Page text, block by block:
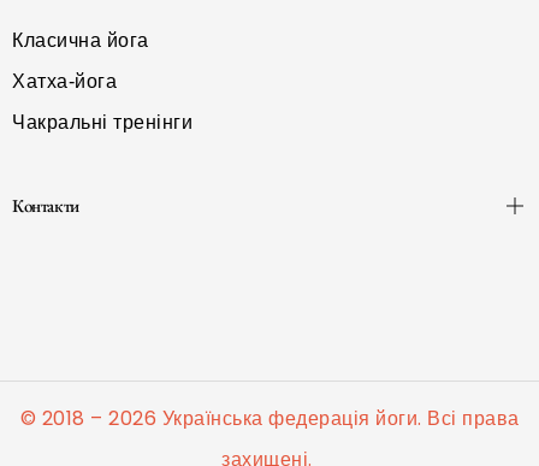
Класична йога
Хатха-йога
Чакральні тренінги
Контакти
© 2018 – 2026 Українська федерація йоги. Всі права
захищені.